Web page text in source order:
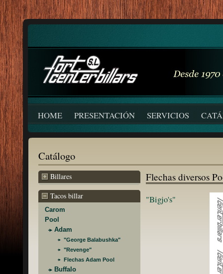
HOME PRESENTACIÓN SERVICIOS
Catálogo
Billares
Tacos billar
Carom
Pool
Adam
"George Balabushka"
"Revenge"
Flechas Adam Pool
Buffalo
Flechas diversos
"Bigjo's"